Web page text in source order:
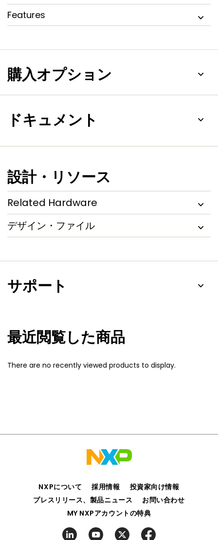
Features
購入オプション
ドキュメント
設計・リソース
Related Hardware
デザイン・ファイル
サポート
最近閲覧した商品
There are no recently viewed products to display.
NXPについて 採用情報
投資家向け情報
プレスリリース、製品ニュース
お問い合わせ
MY NXPアカウントの特典